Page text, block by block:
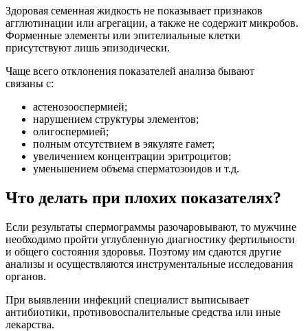
Здоровая семенная жидкость не показывает признаков
агглютинации или агрегации, а также не содержит микробов.
Форменные элементы или эпителиальные клетки
присутствуют лишь эпизодически.
Чаще всего отклонения показателей анализа бывают
связаны с:
астенозооспермией;
нарушением структуры элементов;
олигоспермией;
полным отсутствием в эякуляте гамет;
увеличением концентрации эритроцитов;
уменьшением объема сперматозоидов и т.д.
Что делать при плохих показателях?
Если результаты спермограммы разочаровывают, то мужчине
необходимо пройти углубленную диагностику фертильности
и общего состояния здоровья. Поэтому им сдаются другие
анализы и осуществляются инструментальные исследования
органов.
При выявлении инфекций специалист выписывает
антибиотики, противовоспалительные средства или иные
лекарства.